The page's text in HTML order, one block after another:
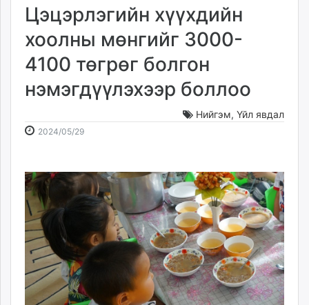
Төрийн
Нийслэлийн
dorgio.mn
Gogo.mn
news.mn
zindaa.mn
tovch.mn
ikon.mn
mnb.mn
Livetv.mn
Eguur.mn
24tsag.mn
shuud.mn
eagle.mn
Цэцэрлэгийн хүүхдийн
хоолны мөнгийг 3000-
4100 төгрөг болгон
нэмэгдүүлэхээр боллоо
Нийгэм, Үйл явдал
2024/05/292024-
14:09:17
2026-
01:46:35